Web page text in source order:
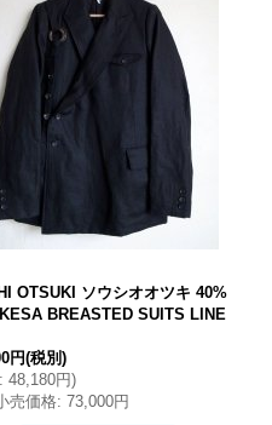
OTSUKI ソウシオオツキ 40%
BREASTED SUITS LINE
円(税別)
: 48,180円)
売価格: 73,000円